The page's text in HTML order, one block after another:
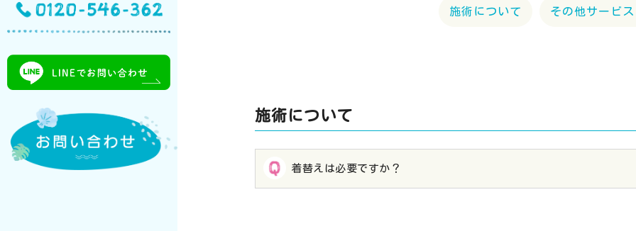
施術について その他サービ
施術について
着替えは必要ですか？